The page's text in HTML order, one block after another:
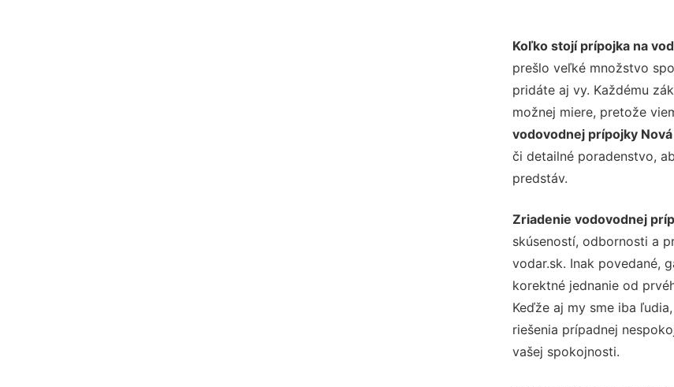
Koľko stojí prípojka na
prešlo veľké množstvo
pridáte aj vy. Každému
možnej miere, pretože
vodovodnej prípojky
či detailné poradenstvo,
predstáv.
Zriadenie vodovodnej
skúseností, odbornosti a
vodar.sk. Inak povedané,
korektné jednanie od
Keďže aj my sme iba
riešenia prípadnej
vašej spokojnosti.